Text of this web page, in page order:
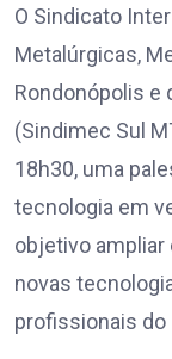
O Sindicato
Metalúrgicas,
Rondonópolis e
(Sindimec Sul
18h30, uma
tecnologia em
objetivo
novas
profissionais do